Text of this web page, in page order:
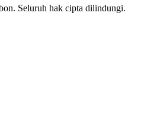
Seluruh hak cipta dilindungi.